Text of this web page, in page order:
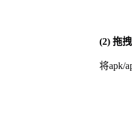
(2) 拖
将apk/